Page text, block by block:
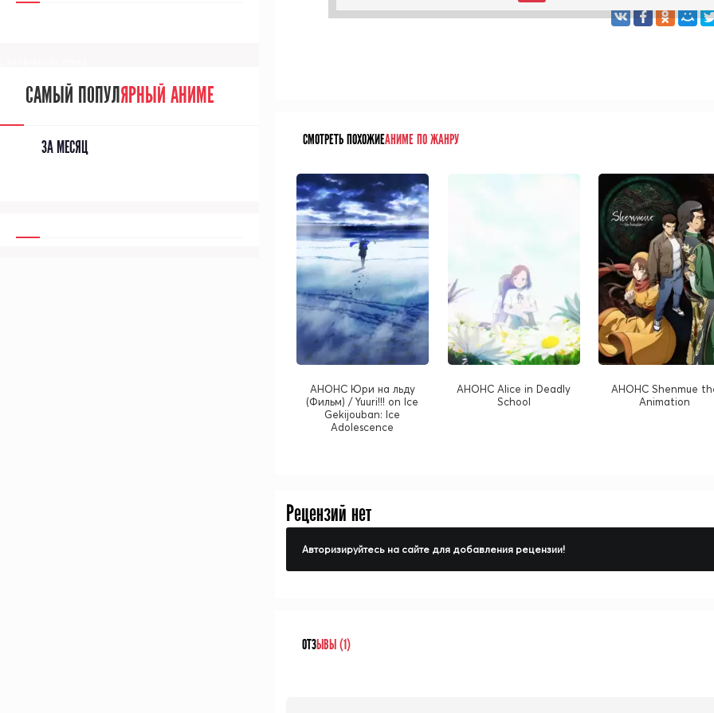
СМОТРЕТЬ ПОХОЖИЕАНИМЕ ПО ЖАНРУ
АНОНС Юри на льду
(Фильм) / Yuuri!!! on Ice
Gekijouban: Ice
Adolescence
АНОНС Alice in Deadly
School
АНОНС Shenmue
Animation
Рецензий нет
Авторизируйтесь на сайте для добавления рецензии!
ОТЗЫВЫ (1)
САМЫЙ ПОПУЛЯРНЫЙ АНИМЕ
ЗА МЕСЯЦ